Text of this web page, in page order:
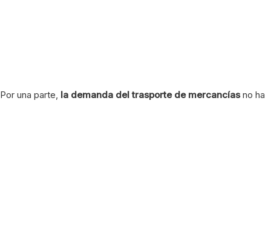
Por una parte, la demanda del trasporte de mercancíasno ha